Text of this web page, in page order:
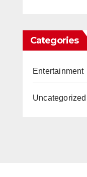
Categories
Entertainment
Uncategorized